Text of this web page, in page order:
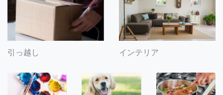
引っ越し インテリア